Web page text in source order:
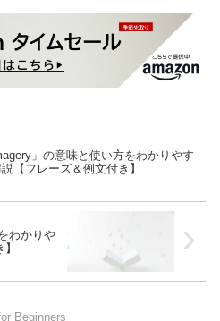
」の意味と使い方をわかりやす
説【フレーズ＆例文付き】
わかりや
Beginners